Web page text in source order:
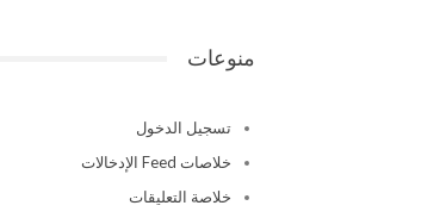
منوعات
تسجيل الدخول
خلاصات Feed الإدخالات
خلاصة التعليقات